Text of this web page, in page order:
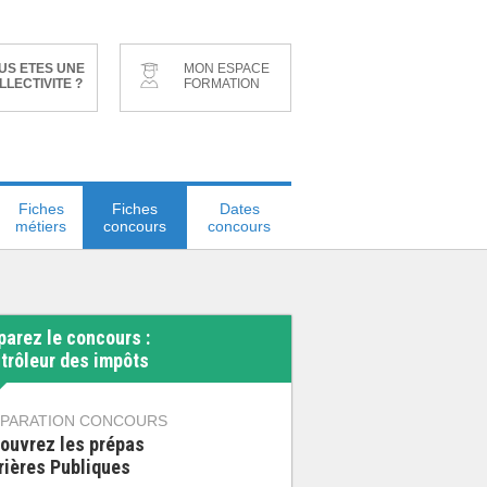
ETES UNE
?
MON ESPACE
FORMATION
Fiches
métiers
Fiches
concours
Dates
concours
le concours :
des impôts
CONCOURS
les prépas
Publiques